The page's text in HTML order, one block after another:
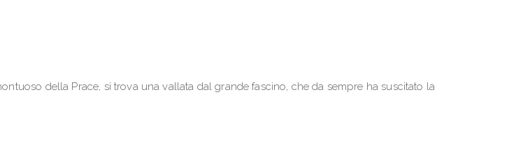
della Prace, si trova una vallata dal grande fascino, che da sempre ha suscitato la